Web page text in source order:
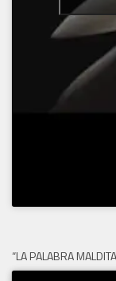
“LA PALABRA